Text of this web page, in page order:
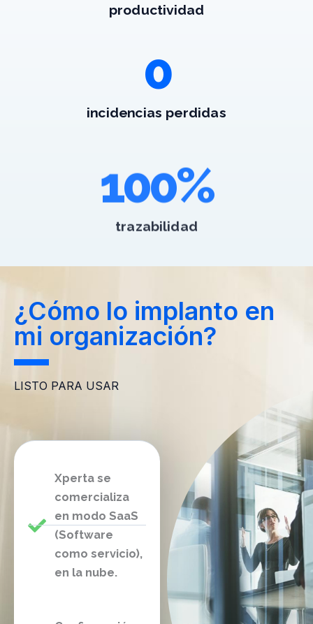
productividad
incidencias perdidas
0
trazabilidad
100%
¿Cómo lo implanto en
mi organización?
LISTO PARA USAR
Xperta se
comercializa
en modo SaaS
(Software
como servicio),
en la nube.